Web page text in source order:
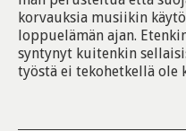
korvauksia musiikin
loppuelämän ajan.
syntynyt kuitenkin
työstä ei tekohetkellä ole